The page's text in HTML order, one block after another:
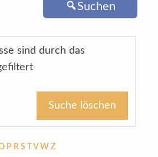
Suchen
sind durch das
Suche löschen
P R S V W Z